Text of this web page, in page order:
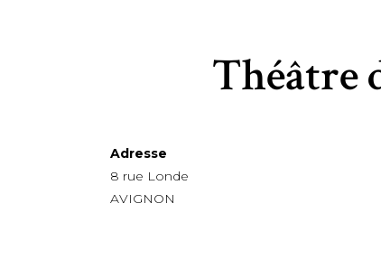
Théâtre
Adresse
8 rue Londe
AVIGNON